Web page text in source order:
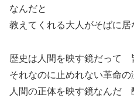
なんだと
教えてくれる大人がそばに
歴史は人間を映す鏡だって
それなのに止めれない革命の
人間の正体を映す鏡なんだ